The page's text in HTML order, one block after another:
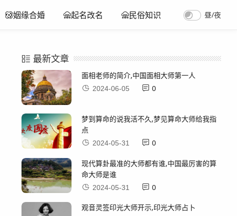
姻缘合婚 起名改名 民俗知识 昼/夜
最新文章
面相老师的简介,中国面相大师第一人
2024-06-05 0
梦到算命的说我活不久,梦见算命大师给我指
点
2024-05-31 0
现代算卦最准的大师都有谁,中国最厉害的算
命大师是谁
2024-05-31 0
观音灵签印光大师开示,印光大师占卜